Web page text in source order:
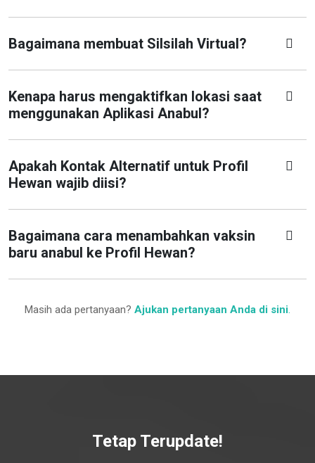
Bagaimana membuat Silsilah Virtual?
Kenapa harus mengaktifkan lokasi saat
menggunakan Aplikasi Anabul?
Apakah Kontak Alternatif untuk Profil
Hewan wajib diisi?
Bagaimana cara menambahkan vaksin
baru anabul ke Profil Hewan?
Masih ada pertanyaan? Ajukan pertanyaan Anda di sini.
Tetap Terupdate!